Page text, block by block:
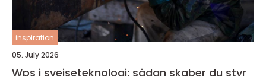
inspiration
05. July 2026
Wps i svejseteknologi: sådan skaber du styr